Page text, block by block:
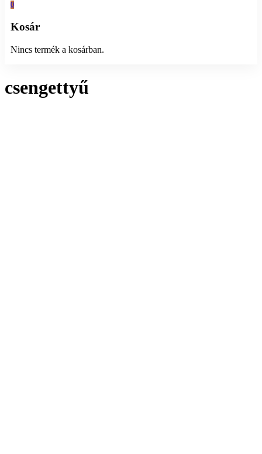
0
Kosár
Nincs termék a kosárban.
csengettyű